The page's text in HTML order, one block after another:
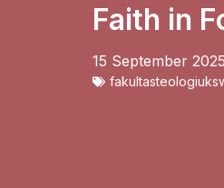
Faith in
15 September 2025